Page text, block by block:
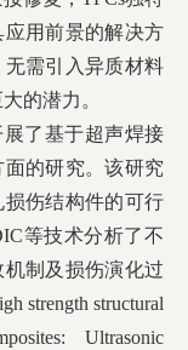
用前景的解决方
需引入异质材料
的潜力。
了基于超声焊接
的研究。该研究
伤结构件的可行
等技术分析了不
制及损伤演化过
strength structural
Ultrasonic